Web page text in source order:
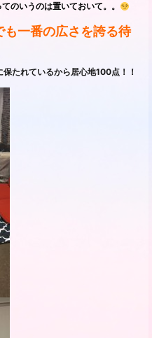
のいうのは置いておいて。。
一番の広さを誇る待
たれているから居心地100点！！